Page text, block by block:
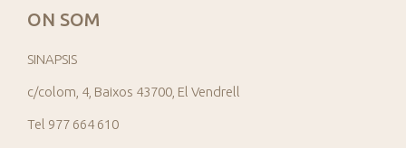
ON SOM
SINAPSIS
c/colom, 4, Baixos 43700, El Vendrell
Tel 977 664 610